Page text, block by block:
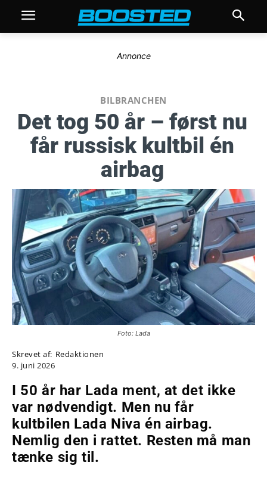
Annonce
BILBRANCHEN
Det tog 50 år – først nu
får russisk kultbil én
airbag
Foto: Lada
Skrevet af: Redaktionen
9. juni 2026
I 50 år har Lada ment, at det ikke
var nødvendigt. Men nu får
kultbilen Lada Niva én airbag.
Nemlig den i rattet. Resten må man
tænke sig til.